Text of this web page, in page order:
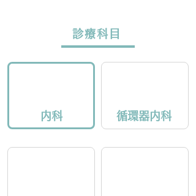
診療科目
内科 循環器内科